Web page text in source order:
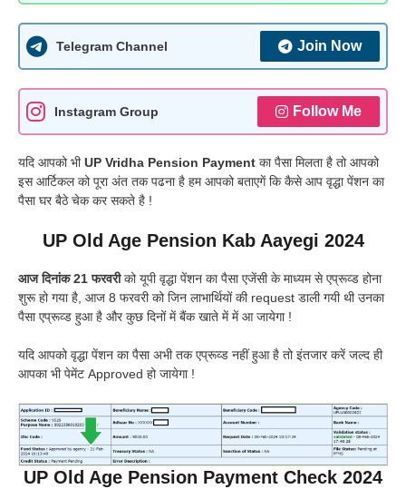
Telegram Channel Join Now
Instagram Group Follow Me
यदि आपको भीUP Vridha Pension Payment का पैसा मिलता है तो आपको
इस आर्टिकल को पूरा अंत तक पढना है हम आपको बताएगें कि कैसे आप वृद्धा पेंशन का
पैसा घर बैठे चेक कर सकते है !
UP Old Age Pension Kab Aayegi 2024
आज दिनांक 21 फरवरीको यूपी वृद्धा पेंशन का पैसा एजेंसी के माध्यम से एप्रूव्ड होना
शुरू हो गया है, आज 8 फरवरी को जिन लाभार्थियों की request डाली गयी थी उनका
पैसा एप्रूव्ड हुआ है और कुछ दिनों में बैंक खाते में में आ जायेगा !
यदि आपको वृद्धा पेंशन का पैसा अभी तक एप्रूव्ड नहीं हुआ है तो इंतजार करें जल्द ही
आपका भी पेमेंट Approved हो जायेगा !
UP Old Age Pension Payment Check 2024